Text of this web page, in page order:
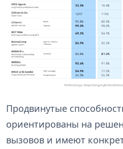
Продвинутые
ориентированы на
вызовов и имеют